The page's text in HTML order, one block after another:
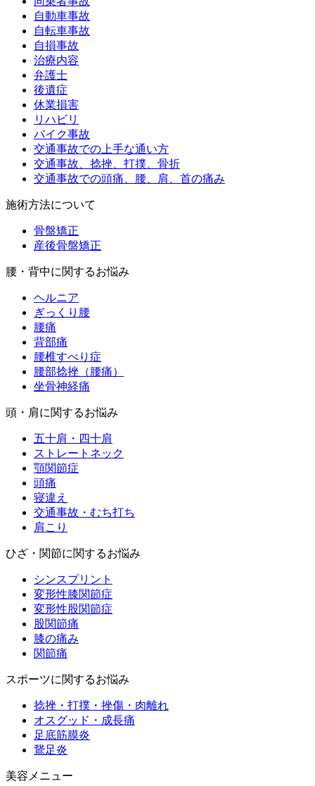
自動車事故
自転車事故
自損事故
治療内容
弁護士
後遺症
休業損害
リハビリ
バイク事故
交通事故での上手な通い方
交通事故、捻挫、打撲、骨折
交通事故での頭痛、腰、肩、首の痛み
施術方法について
骨盤矯正
産後骨盤矯正
腰・背中に関するお悩み
ヘルニア
ぎっくり腰
腰痛
背部痛
腰椎すべり症
腰部捻挫（腰痛）
坐骨神経痛
頭・肩に関するお悩み
五十肩・四十肩
ストレートネック
顎関節症
頭痛
寝違え
交通事故・むち打ち
肩こり
ひざ・関節に関するお悩み
シンスプリント
変形性膝関節症
変形性股関節症
股関節痛
膝の痛み
関節痛
スポーツに関するお悩み
捻挫・打撲・挫傷・肉離れ
オスグッド・成長痛
足底筋膜炎
鵞足炎
美容メニュー